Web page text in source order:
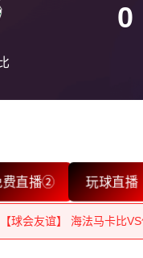
0
费直播② 玩球直播
球会友谊】 海法马卡比VS
球会友谊】 海法马卡比